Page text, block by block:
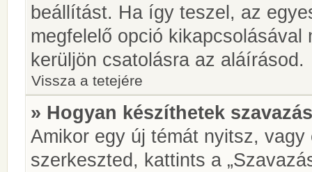
beállítást. Ha így teszel, az
megfelelő opció
kerüljön csatolásra az aláírásod.
Vissza a tetejére
» Hogyan készíthetek
Amikor egy új témát nyitsz,
szerkeszted, kattints a